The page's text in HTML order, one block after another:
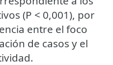
(P < 0,001), por
entre el foco
de casos y el